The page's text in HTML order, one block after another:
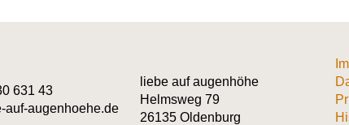
631 43
auf-augenhoehe.de
liebe auf augenhöhe
Helmsweg 79
26135 Oldenburg